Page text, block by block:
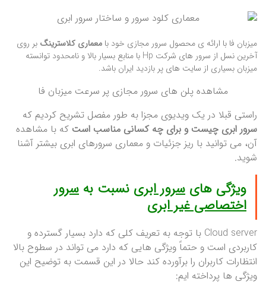
میزبان فا با ارائه ی محصول سرور مجازی خود با معماری کلاسترینگ بر روی
آخرین نسل از سرور های شرکت Hp با منابع بسیار بالا و نامحدود توانسته
میزبان بسیاری از سایت های پر بازدید ایران باشد.
مشاهده پلن های سرور مجازی پر سرعت میزبان فا
راستی قبلا در یک ویدیوی مجزا به طور مفصل تشریح کردیم که
سرور ابری چیست و برای چه کسانی مناسب است که با مشاهده
آن، می توانید با ریز جزئیات و معماری سرورهای ابری بیشتر آشنا
شوید.
ویژگی های سرور ابری نسبت به سرور
اختصاصی غیر ابری
Cloud server با توجه به تعریف کلی که دارد بسیار گسترده و
کاربردی است و حتماً ویژگی هایی که دارد می تواند در سطوح بالا
انتظارات کاربران را برآورده کند حالا در این قسمت به توضیح این
ویژگی ها پرداخته ایم: